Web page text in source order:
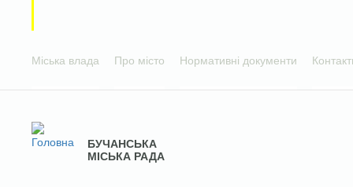
Міська влада Про місто Нормативні документи
БУЧАНСЬКА
МІСЬКА РАДА